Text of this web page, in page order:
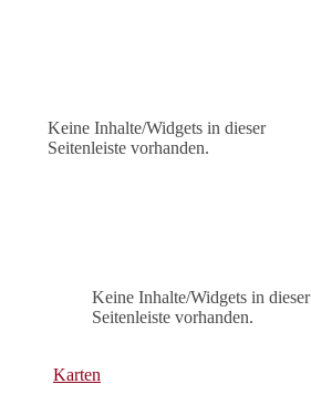
Keine Inhalte/Widgets in dieser
Seitenleiste vorhanden.
Keine Inhalte/Widgets in dieser
Seitenleiste vorhanden.
Karten